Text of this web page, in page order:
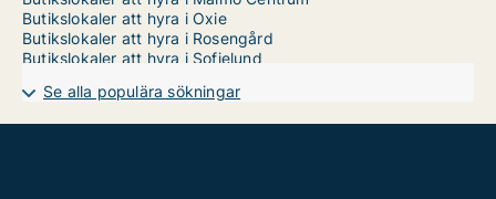
Butikslokaler att hyra i Oxie
Butikslokaler att hyra i Rosengård
Butikslokaler att hyra i Sofielund
Se alla populära sökningar